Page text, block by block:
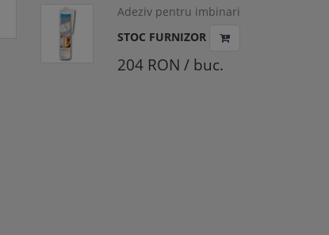
Adeziv pentru imbinari
poliuretan, Adefix Plus,
290ml
STOC FURNIZOR
204 RON / buc.